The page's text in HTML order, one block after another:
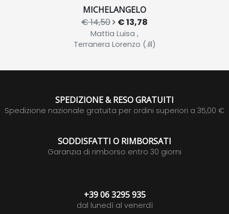
MICHELANGELO
€ 14,50 € 13,78
Mattia Luisa ,
Terranera Lorenzo (.ill)
SPEDIZIONE & RESO GRATUITI
Spedizione nazionale gratuita per ordini superiori a 35,00 €
SODDISFATTI O RIMBORSATI
Garanzia di rimborso entro 30 giorni
+39 06 3295 935
dal lunedì al venerdì